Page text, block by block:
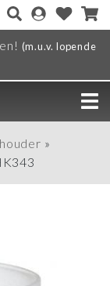
(m.u.v. lopende
»